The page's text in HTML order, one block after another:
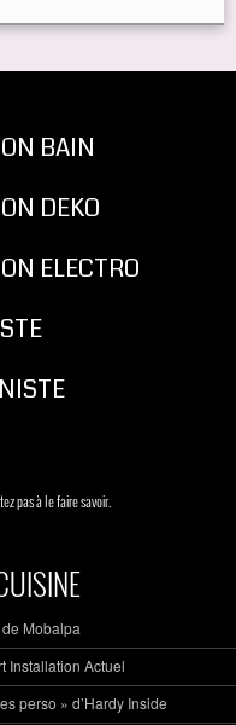
BAIN
DEKO
ELECTRO
pas à le faire savoir.
Mobalpa
Installation Actuel
perso » d’Hardy Inside